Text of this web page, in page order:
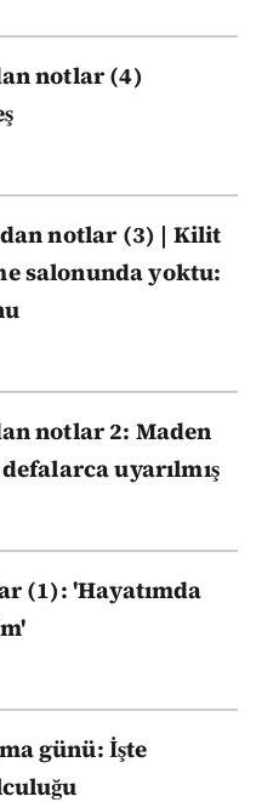
notlar (4)
notlar (3) | Kilit
salonunda yoktu:
notlar 2: Maden
uyarılmış
(1): 'Hayatımda
günü: İşte